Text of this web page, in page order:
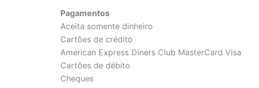
Pagamentos
Aceita somente dinheiro
Cartões de crédito
American Express Diners Club MasterCard Visa
Cartões de débito
Cheques